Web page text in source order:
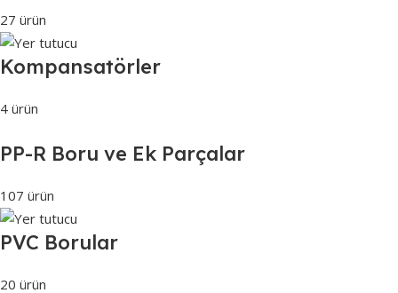
27 ürün
Kompansatörler
4 ürün
PP-R Boru ve Ek Parçalar
107 ürün
PVC Borular
20 ürün